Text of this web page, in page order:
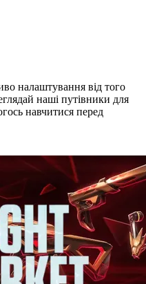
налаштування від того
наші путівники для
навчитися перед